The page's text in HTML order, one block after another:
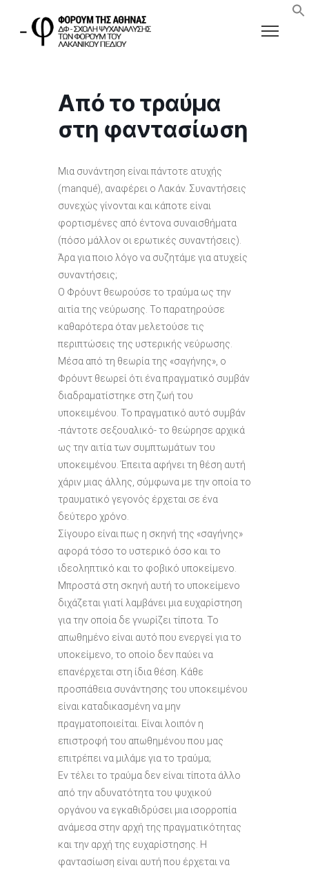
Από το τραύμα
στη φαντασίωση
Μια συνάντηση είναι πάντοτε ατυχής
(manqué), αναφέρει ο Λακάν. Συναντήσεις
συνεχώς γίνονται και κάποτε είναι
φορτισμένες από έντονα συναισθήματα
(πόσο μάλλον οι ερωτικές συναντήσεις).
Άρα για ποιο λόγο να συζητάμε για ατυχείς
συναντήσεις;
Ο Φρόυντ θεωρούσε το τραύμα ως την
αιτία της νεύρωσης. Το παρατηρούσε
καθαρότερα όταν μελετούσε τις
περιπτώσεις της υστερικής νεύρωσης.
Μέσα από τη θεωρία της «σαγήνης», ο
Φρόυντ θεωρεί ότι ένα πραγματικό συμβάν
διαδραματίστηκε στη ζωή του
υποκειμένου. Το πραγματικό αυτό συμβάν
-πάντοτε σεξουαλικό- το θεώρησε αρχικά
ως την αιτία των συμπτωμάτων του
υποκειμένου. Έπειτα αφήνει τη θέση αυτή
χάριν μιας άλλης, σύμφωνα με την οποία το
τραυματικό γεγονός έρχεται σε ένα
δεύτερο χρόνο.
Σίγουρο είναι πως η σκηνή της «σαγήνης»
αφορά τόσο το υστερικό όσο και το
ιδεοληπτικό και το φοβικό υποκείμενο.
Μπροστά στη σκηνή αυτή το υποκείμενο
διχάζεται γιατί λαμβάνει μια ευχαρίστηση
για την οποία δε γνωρίζει τίποτα. Το
απωθημένο είναι αυτό που ενεργεί για το
υποκείμενο, το οποίο δεν παύει να
επανέρχεται στη ίδια θέση. Κάθε
προσπάθεια συνάντησης του υποκειμένου
είναι καταδικασμένη να μην
πραγματοποιείται. Είναι λοιπόν η
επιστροφή του απωθημένου που μας
επιτρέπει να μιλάμε για το τραύμα;
Εν τέλει το τραύμα δεν είναι τίποτα άλλο
από την αδυνατότητα του ψυχικού
οργάνου να εγκαθιδρύσει μια ισορροπία
ανάμεσα στην αρχή της πραγματικότητας
και την αρχή της ευχαρίστησης. Η
φαντασίωση είναι αυτή που έρχεται να